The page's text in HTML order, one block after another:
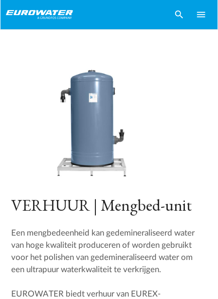
search menu
VERHUUR | Mengbed-unit
Een mengbedeenheid kan gedemineraliseerd water
van hoge kwaliteit produceren of worden gebruikt
voor het polishen van gedemineraliseerd water om
een ultrapuur waterkwaliteit te verkrijgen.
EUROWATER biedt verhuur van EUREX-